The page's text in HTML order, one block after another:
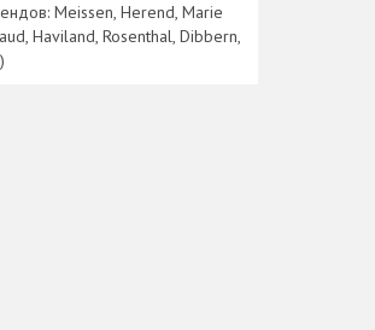
Meissen, Herend, Marie
Haviland, Rosenthal, Dibbern,